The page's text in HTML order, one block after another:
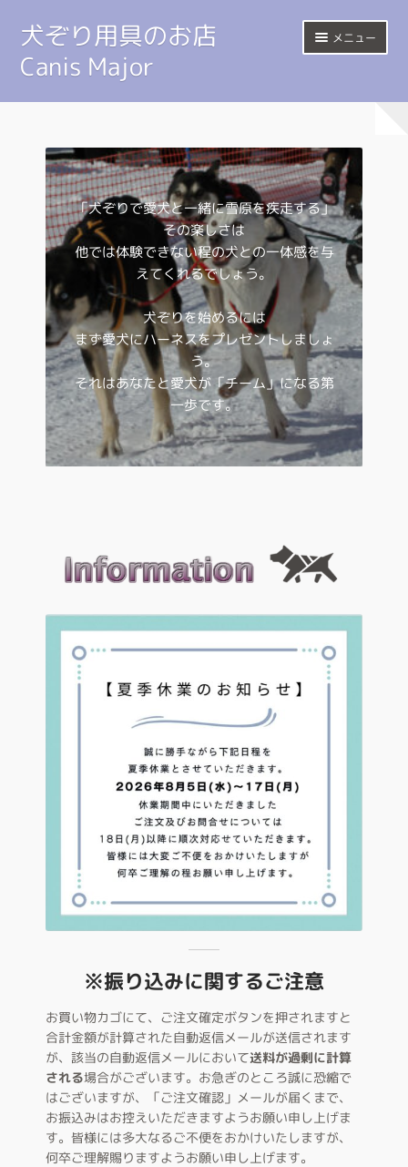
ナ
ビ
ゲ
コ
ン
テ
犬ぞり用具のお店
Canis Major
メニュー
Home
Harness
ニ
ュ
ー
を
展
開
マイアカウント
「犬ぞりで愛犬と一緒に雪原を疾走する」
その楽しさは
他では体験できない程の犬との一体感を与
えてくれるでしょう。
犬ぞりを始めるには
まず愛犬にハーネスをプレゼントしましょ
う。
それはあなたと愛犬が「チーム」になる第
一歩です。
※振り込みに関するご注意
お買い物カゴにて、ご注文確定ボタンを押されますと
合計金額が計算された自動返信メールが送信されます
が、該当の自動返信メールにおいて送料が過剰に計算
される場合がございます。お急ぎのところ誠に恐縮で
はございますが、「ご注文確認」メールが届くまで、
お振込みはお控えいただきますようお願い申し上げま
す。皆様には多大なるご不便をおかけいたしますが、
何卒ご理解賜りますようお願い申し上げます。